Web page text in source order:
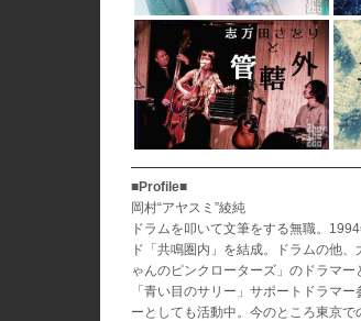
■Profile■
岡村“アヤスミ”綾純
ドラムを叩いて文筆をする無職。
ド「共鳴圏内」を結成。ドラムの他
ゃんのピンクローターズ」のドラマ
「青い目のサリー」サポートドラマ
ーとしても活動中。今のところ東京